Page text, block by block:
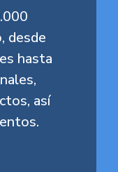
desde
hasta
así